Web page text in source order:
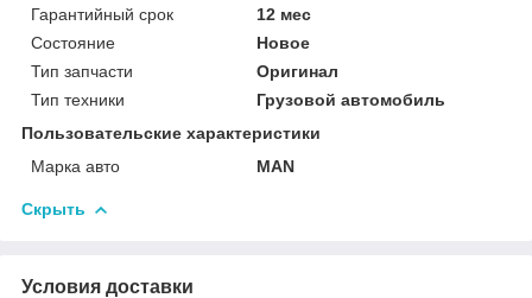
Гарантийный срок
12 мес
Состояние
Новое
Тип запчасти
Оригинал
Тип техники
Грузовой автомобиль
Пользовательские характеристики
Марка авто
MAN
Скрыть
Условия доставки